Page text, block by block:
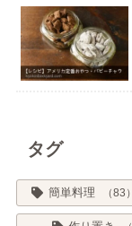
タグ
簡単料理 83